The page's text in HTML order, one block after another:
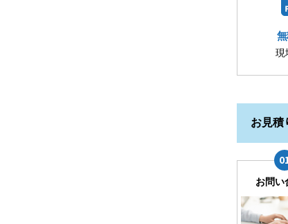
現
お見積
お問い